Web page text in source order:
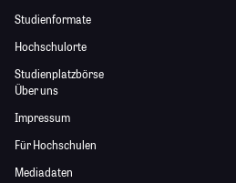
Studienformate
Hochschulorte
Studienplatzbörse
Über uns
Impressum
Für Hochschulen
Mediadaten